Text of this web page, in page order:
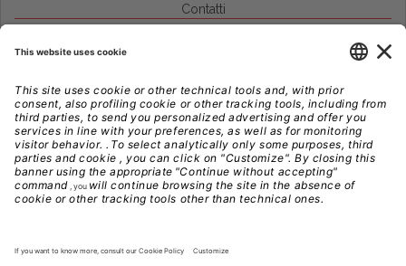
Contatti
Note Legali
Privacy
Gestione Cookie